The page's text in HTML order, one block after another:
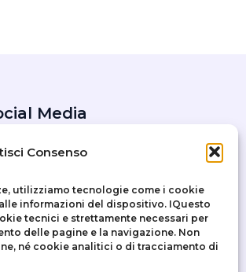
Consenso
utilizziamo tecnologie come i cookie
informazioni del dispositivo. IQuesto
tecnici e strettamente necessari per
delle pagine e la navigazione. Non
né cookie analitici o di tracciamento di
Media